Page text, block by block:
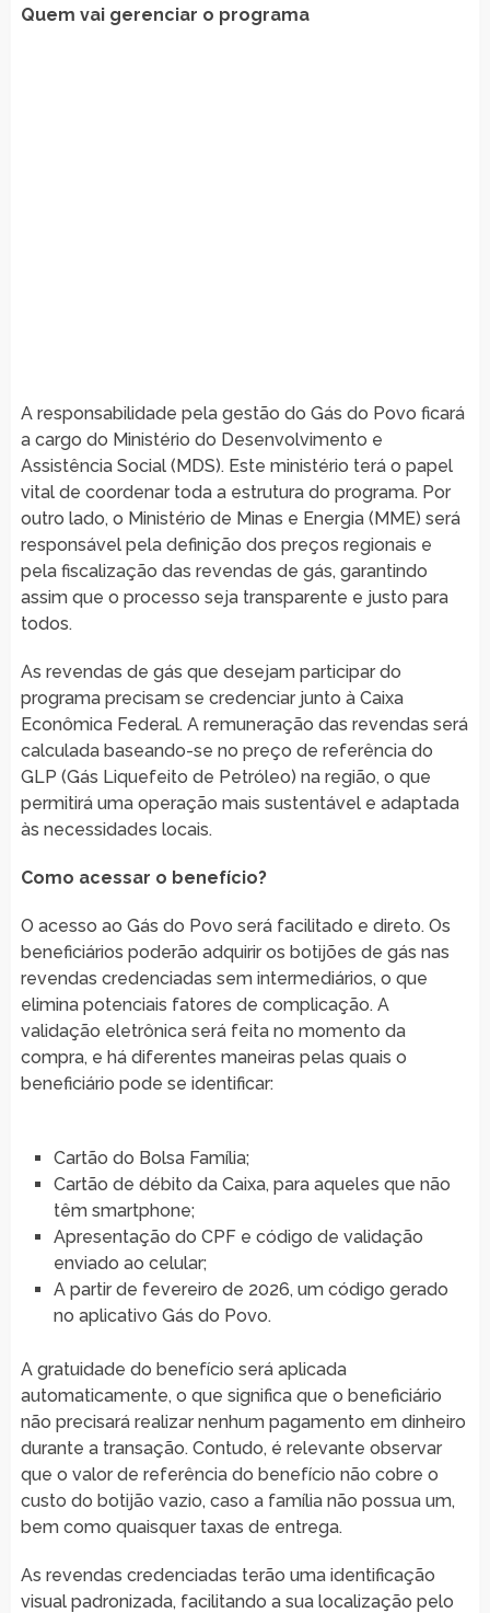
Quem vai gerenciar o programa
A responsabilidade pela gestão do Gás do Povo ficará
a cargo do Ministério do Desenvolvimento e
Assistência Social (MDS). Este ministério terá o papel
vital de coordenar toda a estrutura do programa. Por
outro lado, o Ministério de Minas e Energia (MME) será
responsável pela definição dos preços regionais e
pela fiscalização das revendas de gás, garantindo
assim que o processo seja transparente e justo para
todos.
As revendas de gás que desejam participar do
programa precisam se credenciar junto à Caixa
Econômica Federal. A remuneração das revendas será
calculada baseando-se no preço de referência do
GLP (Gás Liquefeito de Petróleo) na região, o que
permitirá uma operação mais sustentável e adaptada
às necessidades locais.
Como acessar o benefício?
O acesso ao Gás do Povo será facilitado e direto. Os
beneficiários poderão adquirir os botijões de gás nas
revendas credenciadas sem intermediários, o que
elimina potenciais fatores de complicação. A
validação eletrônica será feita no momento da
compra, e há diferentes maneiras pelas quais o
beneficiário pode se identificar:
Cartão do Bolsa Família;
Cartão de débito da Caixa, para aqueles que não
têm smartphone;
Apresentação do CPF e código de validação
enviado ao celular;
A partir de fevereiro de 2026, um código gerado
no aplicativo Gás do Povo.
A gratuidade do benefício será aplicada
automaticamente, o que significa que o beneficiário
não precisará realizar nenhum pagamento em dinheiro
durante a transação. Contudo, é relevante observar
que o valor de referência do benefício não cobre o
custo do botijão vazio, caso a família não possua um,
bem como quaisquer taxas de entrega.
As revendas credenciadas terão uma identificação
visual padronizada, facilitando a sua localização pelo